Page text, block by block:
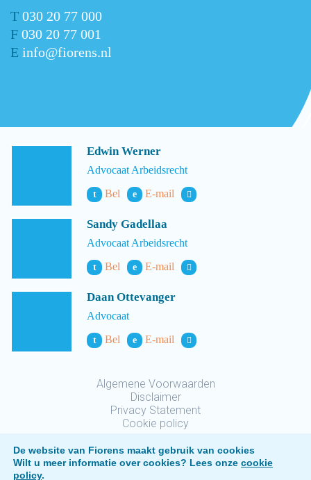
T 030 20 77 000
F 030 20 77 001
E info@fiorens.nl
Edwin Werner
Advocaat Arbeidsrecht
t Bel e E-mail
Sandy Gadellaa
Advocaat Arbeidsrecht
t Bel e E-mail
Daan Ottevanger
Advocaat
t Bel e E-mail
Algemene Voorwaarden
Disclaimer
Privacy Statement
Cookie policy
De website van Fiorens maakt gebruik van cookies
Wilt u meer informatie over cookies? Lees onze cookie
policy.